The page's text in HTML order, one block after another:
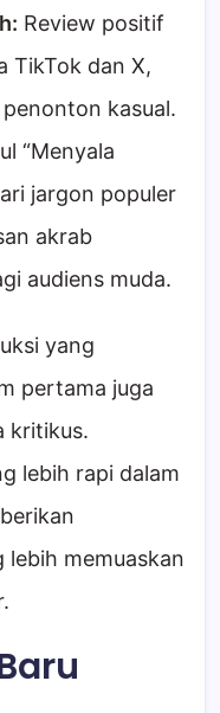
Review positif
TikTok dan X,
kasual.
“Menyala
jargon populer
akrab
audiens muda.
yang
pertama juga
kritikus.
lebih rapi dalam
lebih memuaskan